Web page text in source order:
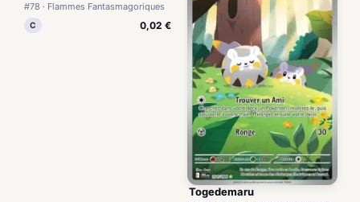
#78 · Flammes Fantasmagoriques
C 0,02 €
Togedemaru